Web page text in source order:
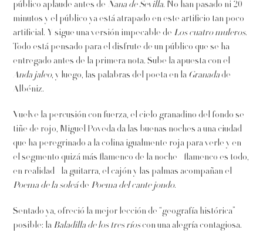
público aplaude antes de Nana de Sevilla. No han pasado ni 20
minutos y el público ya está atrapado en este artificio tan poco
artificial. Y sigue una versión impecable de Los cuatro muleros.
Todo está pensado para el disfrute de un público que se ha
entregado antes de la primera nota. Sube la apuesta con el
Anda jaleo, y luego, las palabras del poeta en la Granadade
Albéniz.
Vuelve la percusión con fuerza, el cielo granadino del fondo se
tiñe de rojo, Miguel Poveda da las buenas noches a una ciudad
que ha peregrinado a la colina igualmente roja para verle y en
el segmento quizá más flamenco de la noche –flamenco es todo,
en realidad– la guitarra, el cajón y las palmas acompañan el
Poema de la soleáde Poema del cante jondo.
Sentado ya, ofreció la mejor lección de “geografía histórica”
posible: la Baladilla de los tres ríoscon una alegría contagiosa.